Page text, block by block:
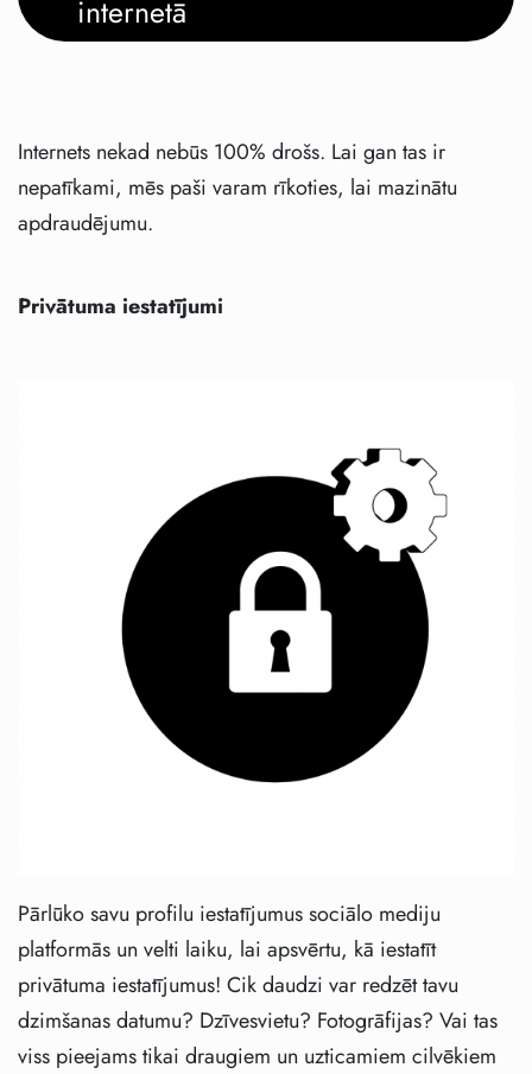
internetā
Internets nekad nebūs 100% drošs. Lai gan tas ir
nepatīkami, mēs paši varam rīkoties, lai mazinātu
apdraudējumu.
Privātuma iestatījumi
Pārlūko savu profilu iestatījumus sociālo mediju
platformās un velti laiku, lai apsvērtu, kā iestatīt
privātuma iestatījumus! Cik daudzi var redzēt tavu
dzimšanas datumu? Dzīvesvietu? Fotogrāfijas? Vai tas
viss pieejams tikai draugiem un uzticamiem cilvēkiem